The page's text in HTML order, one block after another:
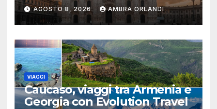
AGOSTO 8, 2026 AMBRA ORLANDI
VIAGGI
Caucaso, viaggi tra Armenia e
Georgia con Evolution Travel